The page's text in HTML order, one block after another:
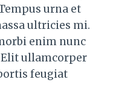
urna et
ultricies mi.
enim nunc
Elit ullamcorper
feugiat